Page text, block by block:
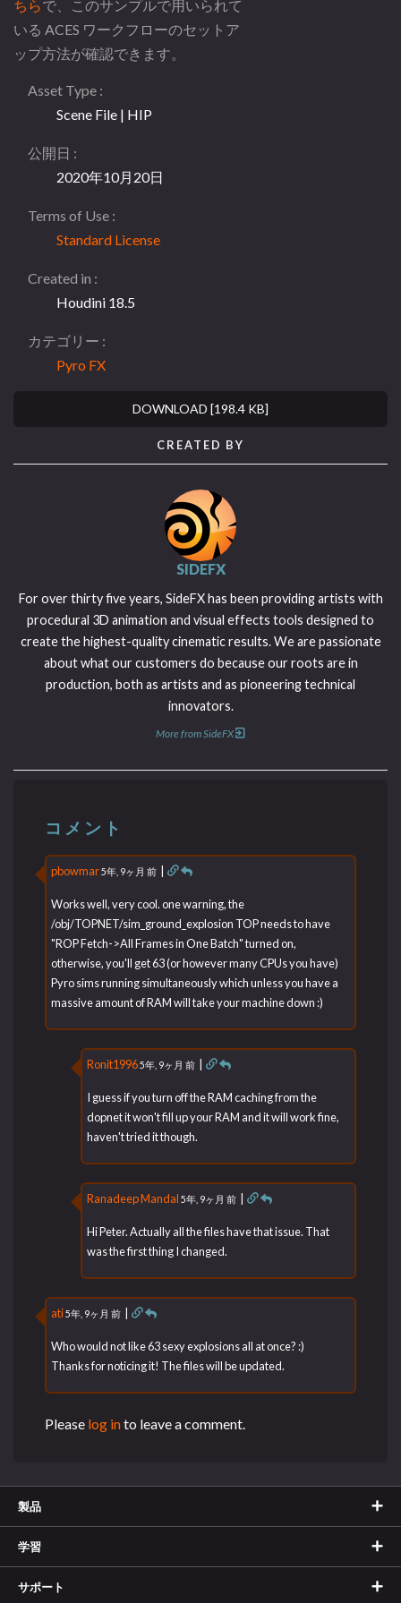
ちらで、このサンプルで用いられて
いる ACES ワークフローのセットア
ップ方法が確認できます。
Asset Type
Scene File | HIP
公開日
2020年10月20日
Terms of Use
Standard License
Created in
Houdini 18.5
カテゴリー
Pyro FX
DOWNLOAD [198.4 KB]
CREATED BY
SIDEFX
For over thirty five years, SideFX has been providing artists with
procedural 3D animation and visual effects tools designed to
create the highest-quality cinematic results. We are passionate
about what our customers do because our roots are in
production, both as artists and as pioneering technical
innovators.
More from SideFX
コメント
pbowmar5年, 9ヶ月 前 |
Works well, very cool. one warning, the
/obj/TOPNET/sim_ground_explosion TOP needs to have
"ROP Fetch->All Frames in One Batch" turned on,
otherwise, you'll get 63 (or however many CPUs you have)
Pyro sims running simultaneously which unless you have a
massive amount of RAM will take your machine down :)
Ronit19965年, 9ヶ月 前 |
I guess if you turn off the RAM caching from the
dopnet it won't fill up your RAM and it will work fine,
haven't tried it though.
Ranadeep Mandal 5年, 9ヶ月 前 |
Hi Peter. Actually all the files have that issue. That
was the first thing I changed.
ati5年, 9ヶ月 前 |
Who would not like 63 sexy explosions all at once? :)
Thanks for noticing it! The files will be updated.
Please log into leave a comment.
製品
学習
サポート